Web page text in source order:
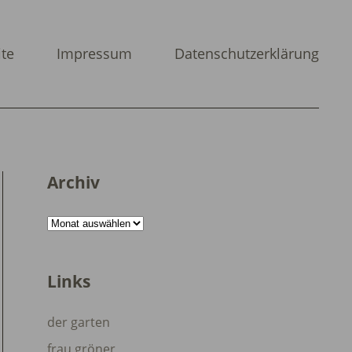
Impressum Datenschutzerklärung
Archiv
Archiv
Links
der garten